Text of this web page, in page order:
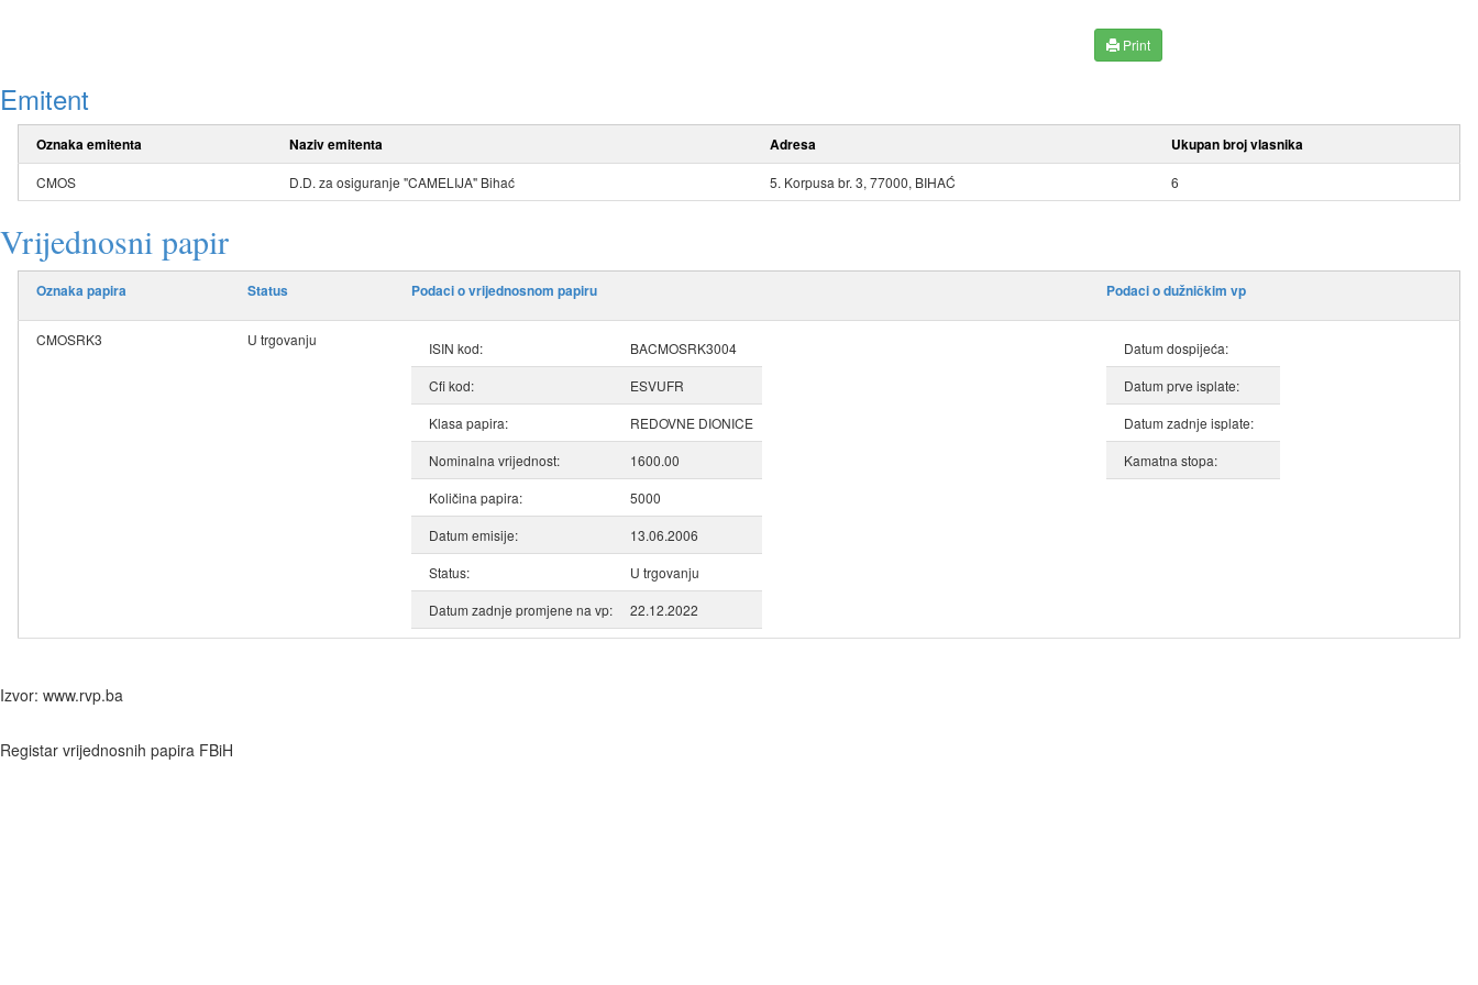
Print
Emitent
Oznaka emitenta Naziv emitenta Adresa Ukupan broj vlasnika
CMOS D.D. za osiguranje "CAMELIJA" Bihać 5. Korpusa br. 3, 77000, BIHAĆ 6
Vrijednosni papir
Oznaka papira Status Podaci o vrijednosnom papiru Podaci o dužničkim vp
CMOSRK3 U trgovanju ISIN kod:
BACMOSRK3004
Cfi kod:
ESVUFR
Klasa papira:
REDOVNE DIONICE
Nominalna vrijednost:
1600.00
Količina papira:
5000
Datum emisije:
13.06.2006
Status:
U trgovanju
Datum zadnje promjene na vp:
22.12.2022
Datum dospijeća:
Datum prve isplate:
Datum zadnje isplate:
Kamatna stopa:
Izvor: www.rvp.ba
Registar vrijednosnih papira FBiH